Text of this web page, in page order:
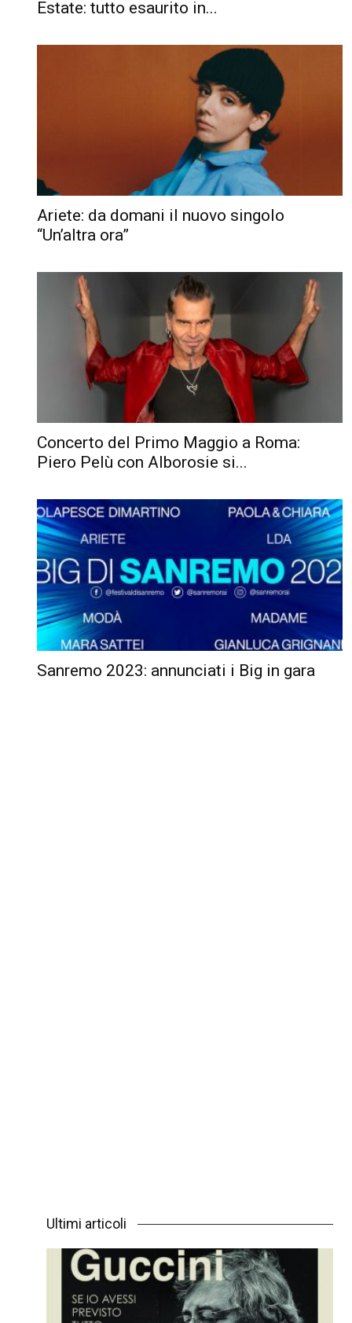
Estate: tutto esaurito in...
Ariete: da domani il nuovo singolo
“Un’altra ora”
Concerto del Primo Maggio a Roma:
Piero Pelù con Alborosie si...
Sanremo 2023: annunciati i Big in gara
Ultimi articoli